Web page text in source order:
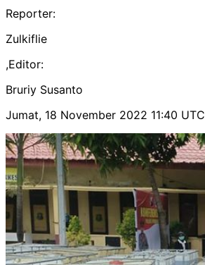
Reporter:
Zulkiflie
,Editor:
Bruriy Susanto
Jumat, 18 November 2022 11:40 UTC